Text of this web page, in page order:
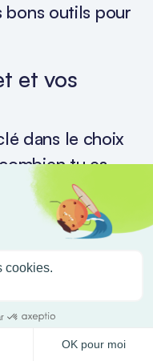
bons outils pour
et vos
dans le choix
tu es
attends en
1 500 €
ton ROI
simple :